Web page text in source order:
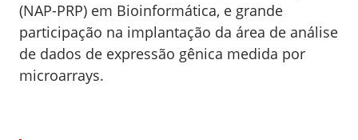
(NAP-PRP) em Bioinformática, e grande
participação na implantação da área de análise
de dados de expressão gênica medida por
microarrays.